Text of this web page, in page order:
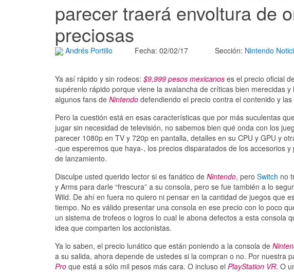
parecer traerá envoltura de
preciosas
Andrés Portillo Fecha: 02/02/17 Sección: Nintendo
Ya así rápido y sin rodeos: $9,999 pesos mexicanos es el precio oficial
supérenlo rápido porque viene la avalancha de críticas bien merecidas
algunos fans de Nintendo defendiendo el precio contra el contenido y
Pero la cuestión está en esas características que por más suculentas
jugar sin necesidad de televisión, no sabemos bien qué onda con los
parecer 1080p en TV y 720p en pantalla, detalles en su CPU y GPU y
-que esperemos que haya-, los precios disparatados de los accesorios
de lanzamiento.
Disculpe usted querido lector si es fanático de Nintendo, pero Switch no
y Arms para darle “frescura” a su consola, pero se fue también a lo
Wild. De ahí en fuera no quiero ni pensar en la cantidad de juegos que
tiempo. No es válido presentar una consola en ese precio con lo poco
un sistema de trofeos o logros lo cual le abona defectos a esta consola
idea que comparten los accionistas.
Ya lo saben, el precio lunático que están poniendo a la consola de
a su salida, ahora depende de ustedes si la compran o no. Por nuestra
Pro que está a sólo mil pesos más cara. O incluso el PlayStation VR. O